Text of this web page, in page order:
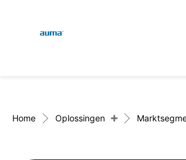
Europa
Home Oplossingen +